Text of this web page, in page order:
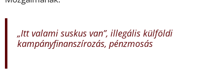
„Itt valami suskus van”, illegális külföldi
kampányfinanszírozás, pénzmosás